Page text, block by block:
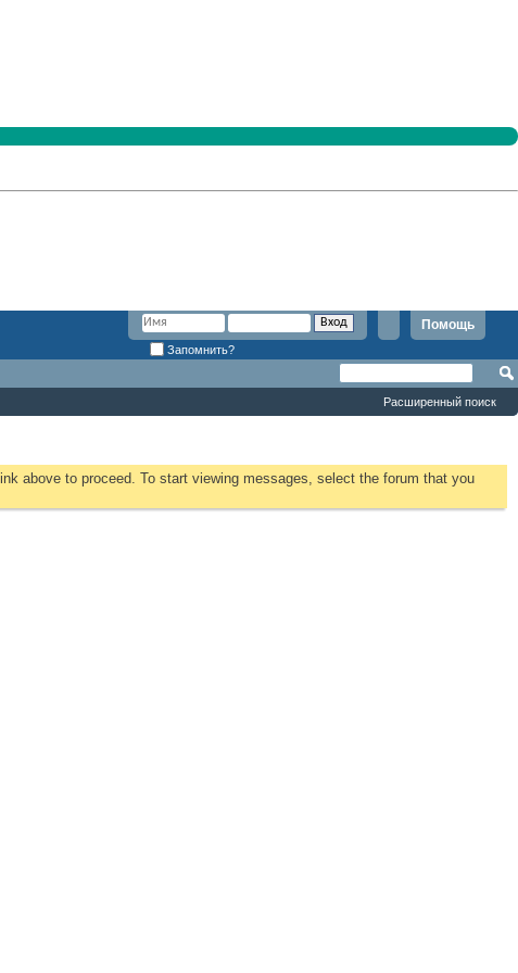
Помощь
Запомнить?
Расширенный поиск
above to proceed. To start viewing messages, select the forum that you